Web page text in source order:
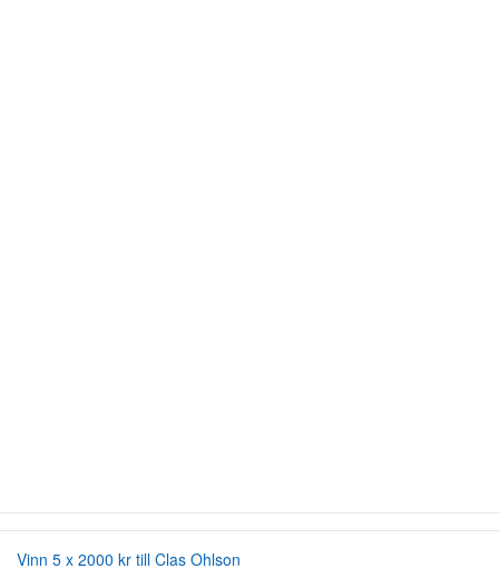
Vinn 5 x 2000 kr till Clas Ohlson